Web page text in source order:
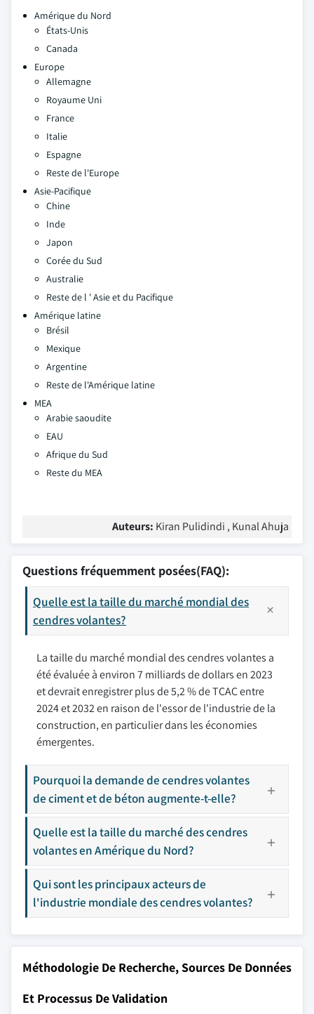
Amérique du Nord
États-Unis
Canada
Europe
Allemagne
Royaume Uni
France
Italie
Espagne
Reste de l'Europe
Asie-Pacifique
Chine
Inde
Japon
Corée du Sud
Australie
Reste de l ' Asie et du Pacifique
Amérique latine
Brésil
Mexique
Argentine
Reste de l'Amérique latine
MEA
Arabie saoudite
EAU
Afrique du Sud
Reste du MEA
Auteurs: Kiran Pulidindi , Kunal Ahuja
Questions fréquemment posées(FAQ):
Quelle est la taille du marché mondial des
cendres volantes?
La taille du marché mondial des cendres volantes a
été évaluée à environ 7 milliards de dollars en 2023
et devrait enregistrer plus de 5,2 % de TCAC entre
2024 et 2032 en raison de l'essor de l'industrie de la
construction, en particulier dans les économies
émergentes.
Pourquoi la demande de cendres volantes
de ciment et de béton augmente-t-elle?
Quelle est la taille du marché des cendres
volantes en Amérique du Nord?
Qui sont les principaux acteurs de
l'industrie mondiale des cendres volantes?
Méthodologie De Recherche, Sources De Données
Et Processus De Validation